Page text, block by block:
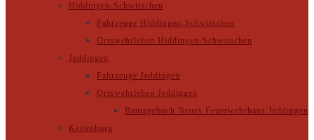
Hiddingen-Schwitschen
Fahrzeuge Hiddingen-Schwitschen
Ortswehrleben Hiddingen-Schwitschen
Jeddingen
Fahrzeuge Jeddingen
Ortswehrleben Jeddingen
Bautagebuch Neues Feuerwehrhaus Jeddingen
Kettenburg